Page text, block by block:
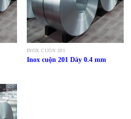
INOX CUỘN 201
Inox cuộn 201 Dày 0.4 mm